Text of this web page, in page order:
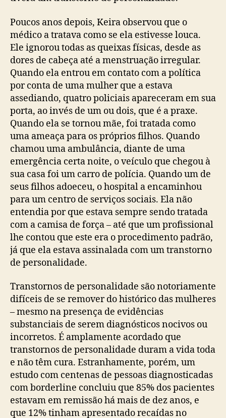
Poucos anos depois, Keira observou que o
médico a tratava como se ela estivesse louca.
Ele ignorou todas as queixas físicas, desde as
dores de cabeça até a menstruação irregular.
Quando ela entrou em contato com a política
por conta de uma mulher que a estava
assediando, quatro policiais apareceram em sua
porta, ao invés de um ou dois, que é a praxe.
Quando ela se tornou mãe, foi tratada como
uma ameaça para os próprios filhos. Quando
chamou uma ambulância, diante de uma
emergência certa noite, o veículo que chegou à
sua casa foi um carro de polícia. Quando um de
seus filhos adoeceu, o hospital a encaminhou
para um centro de serviços sociais. Ela não
entendia por que estava sempre sendo tratada
com a camisa de força – até que um profissional
lhe contou que este era o procedimento padrão,
já que ela estava assinalada com um transtorno
de personalidade.
Transtornos de personalidade são notoriamente
difíceis de se remover do histórico das mulheres
– mesmo na presença de evidências
substanciais de serem diagnósticos nocivos ou
incorretos. É amplamente acordado que
transtornos de personalidade duram a vida toda
e não têm cura. Estranhamente, porém, um
estudo com centenas de pessoas diagnosticadas
com borderline concluiu que 85% dos pacientes
estavam em remissão há mais de dez anos, e
que 12% tinham apresentado recaídas no